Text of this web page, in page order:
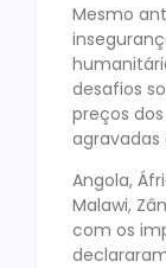
Mesmo
desafios
preços
Angola,
Malawi,
com os